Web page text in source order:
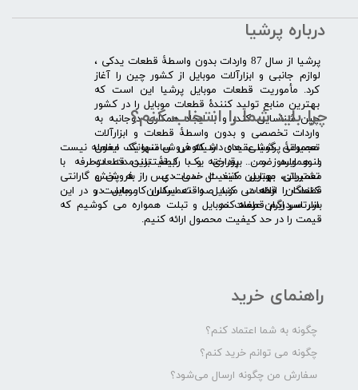
درباره پرشیا
​پرشیا از سال 87 واردات بدون واسطۀ قطعات یدکی ،
لوازم جانبی و ابزارآلات موبایل از کشور چین را آغاز
کرد. مأموریت قطعات موبایل پرشیا این است که
بهترین منابع تولید کنندۀ قطعات موبایل را در کشور
چین شناسایی کند، و با ایجاد همکاری دوجانبه به
واردات تخصصی و بدون واسطۀ قطعات و ابزارآلات
تعمیراتی گوشی های شیائومی سامسونگ ایفون
لنوو ایسوز و .... پرداخته و با کیفیت­ترین قطعات
تعمیراتی موبایل مانند ال سی دی را به پخش
کنندگان قطعات موبایل و تعمیرکاران موبایل در
سرتاسر ایران عرضه کند.
راهنمای خرید
چگونه به شما اعتماد کنم؟
چگونه می توانم خرید کنم؟
سفارش من چگونه ارسال می‌شود؟
چرا باید شما را انتخاب کنم؟
​​ ​مجموعۀ پرشیا عقیده دارد که فروش تنها یک معامله نیست
و همواره ضمن برقراری یک رابطۀ بلندمدت دوطرفه با
مشتریان، بهترین کیفیت خدمات پس از فروش و گارانتی
قطعات را ارائه می­ کند. صداقت اساس کار ماست و در این
بازار سردرگم قطعات موبایل و تبلت همواره می کوشیم که
قیمت را در حد کیفیت محصول ارائه کنیم.